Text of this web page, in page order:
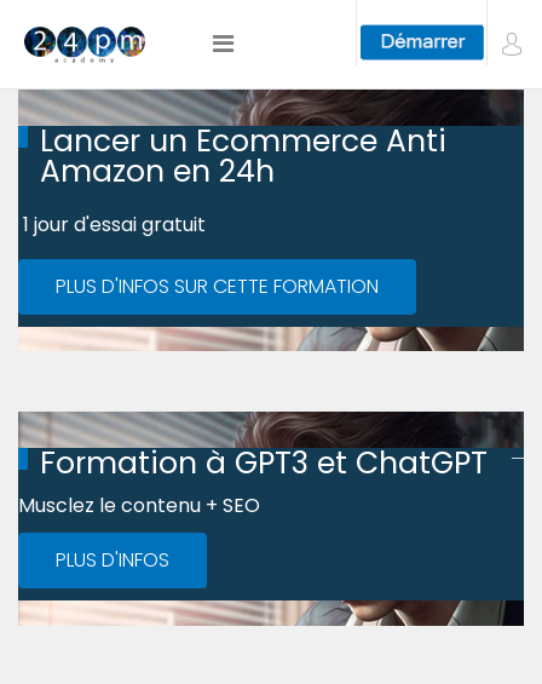
Lancer un Ecommerce Anti
Amazon en 24h
1 jour d'essai gratuit
PLUS D'INFOS SUR CETTE FORMATION
Formation à GPT3 et ChatGPT
Musclez le contenu + SEO
PLUS D'INFOS